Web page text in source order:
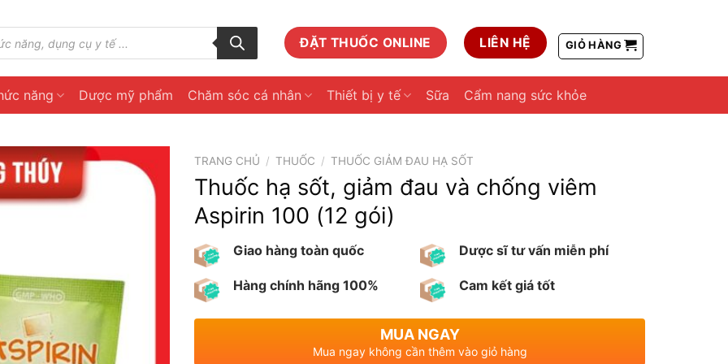
ĐẶT THUỐC ONLINE LIÊN HỆ GIỎ HÀNG
năng Dược mỹ phẩm Chăm sóc cá nhân Thiết bị y tế Sữa Cẩm nang sức khỏe
TRANG CHỦ / THUỐC / THUỐC GIẢM ĐAU HẠ SỐT
Thuốc hạ sốt, giảm đau và chống viêm
Aspirin 100 (12 gói)
Giao hàng toàn quốc
Hàng chính hãng 100%
Dược sĩ tư vấn miễn phí
Cam kết giá tốt
MUA NGAY
Mua ngay không cần thêm vào giỏ hàng